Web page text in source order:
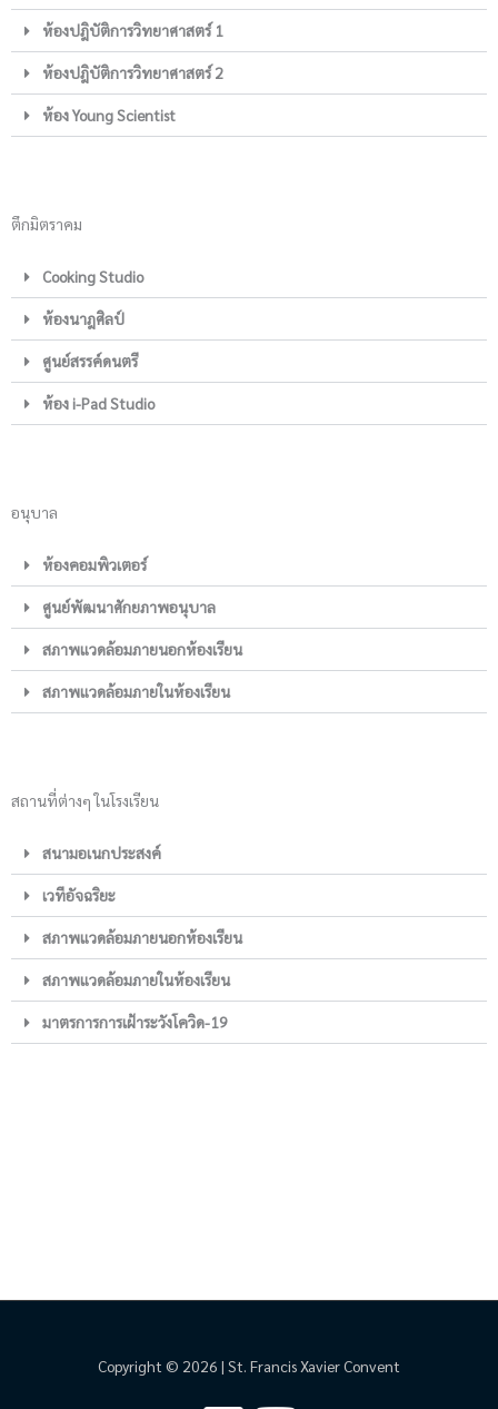
ห้องปฎิบัติการวิทยาศาสตร์ 1
ห้องปฎิบัติการวิทยาศาสตร์ 2
ห้อง Young Scientist
ตึกมิตราคม
Cooking Studio
ห้องนาฎศิลป์
ศูนย์สรรค์ดนตรี
ห้อง i-Pad Studio
อนุบาล
ห้องคอมพิวเตอร์
ศูนย์พัฒนาศักยภาพอนุบาล
สภาพแวดล้อมภายนอกห้องเรียน
สภาพแวดล้อมภายในห้องเรียน
สถานที่ต่างๆ ในโรงเรียน
สนามอเนกประสงค์
เวทีอัจฉริยะ
สภาพแวดล้อมภายนอกห้องเรียน
สภาพแวดล้อมภายในห้องเรียน
มาตรการการเฝ้าระวังโควิด-19
Copyright © 2026 | St. Francis Xavier Convent